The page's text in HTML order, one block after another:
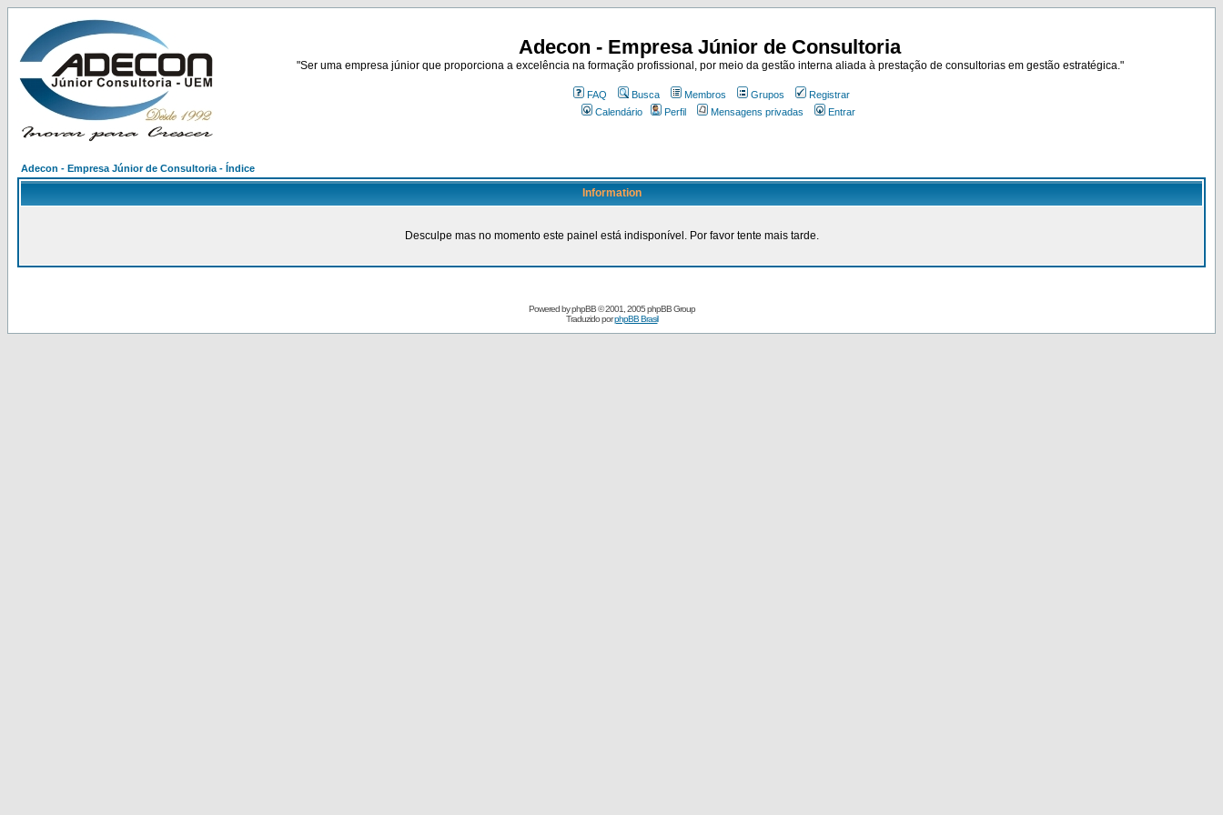
Adecon - Empresa Júnior de Consultoria
"Ser uma empresa júnior que proporciona a excelência na formação profissional, por meio da gestão interna aliada à prestação de consultorias em gestão estratégica."
FAQ Busca Membros Grupos
Registrar
Calendário
Perfil Mensagens privadas Entrar
Adecon - Empresa Júnior de Consultoria - Índice
Information
Desculpe mas no momento este painel está indisponível. Por favor tente mais tarde.
Powered byphpBB© 2001, 2005 phpBB Group
Traduzido porphpBB Brasil